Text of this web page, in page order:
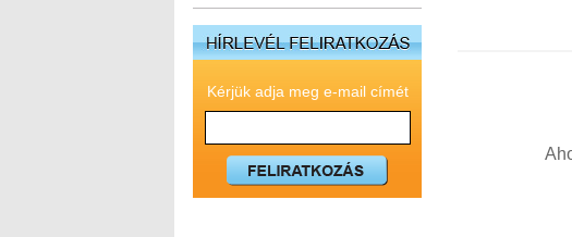
Kérjük adja meg e-mail címét